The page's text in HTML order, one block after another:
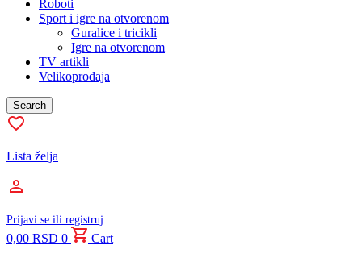
Roboti
Sport i igre na otvorenom
Guralice i tricikli
Igre na otvorenom
TV artikli
Velikoprodaja
Search
Lista želja
Prijavi se ili registruj
0,00 RSD 0
Cart